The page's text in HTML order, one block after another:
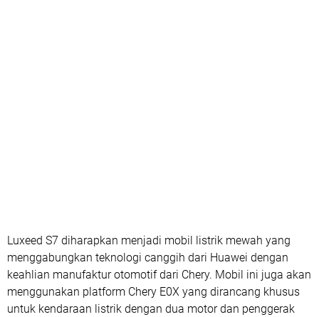
Luxeed S7 diharapkan menjadi mobil listrik mewah yang
menggabungkan teknologi canggih dari Huawei dengan
keahlian manufaktur otomotif dari Chery. Mobil ini juga akan
menggunakan platform Chery E0X yang dirancang khusus
untuk kendaraan listrik dengan dua motor dan penggerak